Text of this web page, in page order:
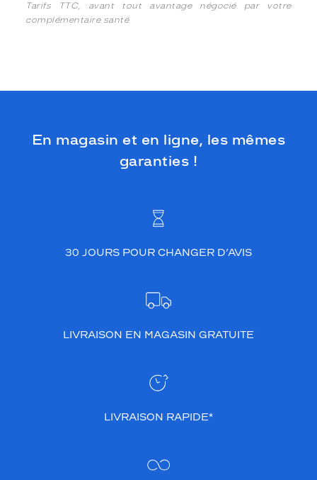
Tarifs TTC, avant tout avantage négocié par votre
complémentaire santé
En magasin et en ligne, les mêmes
garanties !
30 JOURS POUR CHANGER D’AVIS
LIVRAISON EN MAGASIN GRATUITE
LIVRAISON RAPIDE*